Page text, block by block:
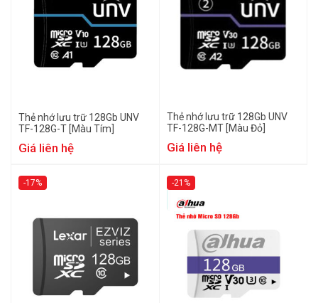
Thẻ nhớ lưu trữ 128Gb UNV
TF-128G-T [Màu Tím]
Giá liên hệ
Thẻ nhớ lưu trữ 128Gb UNV
TF-128G-MT [Màu Đỏ]
Giá liên hệ
-17% -21%